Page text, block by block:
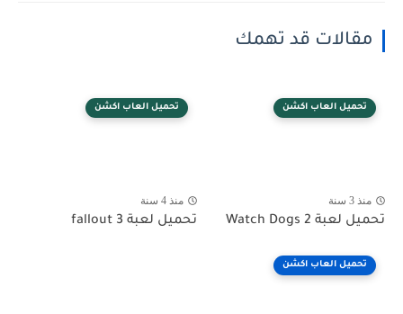
مقالات قد تهمك
تحميل العاب اكشن
منذ 3 سنة
تحميل لعبة Watch Dogs 2
تحميل العاب اكشن
منذ 4 سنة
تحميل لعبة fallout 3
تحميل العاب اكشن